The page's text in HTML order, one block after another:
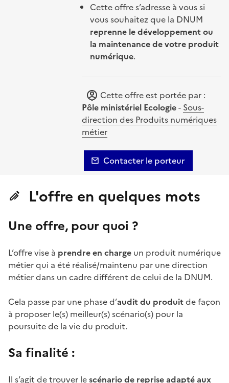
Cette offre s’adresse à vous si
vous souhaitez que la DNUM
reprenne le développement ou
la maintenance de votre produit
numérique.
Cette offre est portée par :
Pôle ministériel Ecologie- Sous-
direction des Produits numériques
métier
Contacter le porteur
L'offre en quelques mots
Une offre, pour quoi ?
L’offre vise à prendre en charge un produit numérique
métier qui a été réalisé/maintenu par une direction
métier dans un cadre différent de celui de la DNUM.
Cela passe par une phase d’audit du produitde façon
à proposer le(s) meilleur(s) scénario(s) pour la
poursuite de la vie du produit.
Sa finalité :
Il s’agit de trouver lescénario de reprise adapté aux